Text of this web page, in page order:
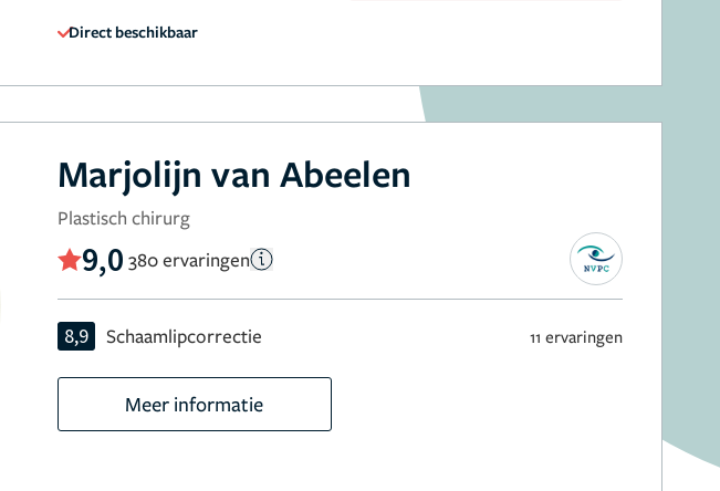
Direct beschikbaar
Marjolijn van Abeelen
Plastisch chirurg
9,0 380 ervaringen
8,9 Schaamlipcorrectie 11 ervaringen
Meer informatie